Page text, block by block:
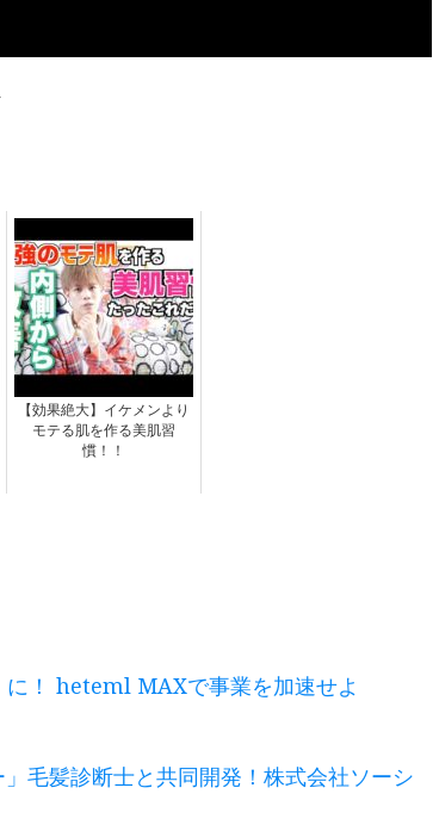
【効果絶大】イケメンより
モテる肌を作る美肌習
慣！！
！ heteml MAXで事業を加速せよ
毛髪診断士と共同開発！株式会社ソーシ